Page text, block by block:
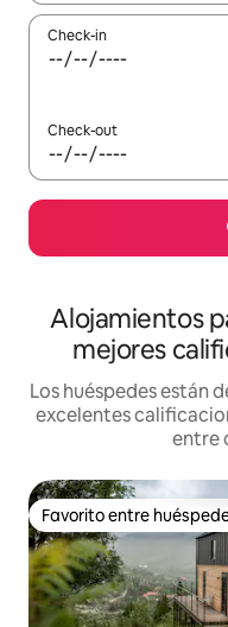
Check-in
Check-out
Alojamientos
mejores
Los huéspedes están
excelentes
entre
Favorito entre
Favorito entre